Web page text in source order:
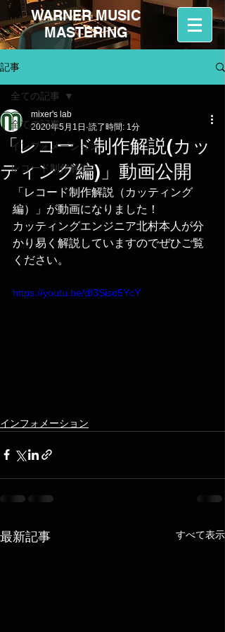
WARNER MUSIC
MASTERING
記事
全ての記事
インフォメーション
レコード制作解説
全ての記事
「レコード制作解説(カッ
ティング編)」動画公開
mixer's lab
2020年5月1日 読了時間: 1分
「 レコード制作解説（カッティング
編）」が動画になりました！
カッティングエンジニア北村本人が分
かり易く解説していますのでぜひご覧
ください。
https://youtu.be/df3Siso5YcY
インフォメーション
最新記事 すべて表示